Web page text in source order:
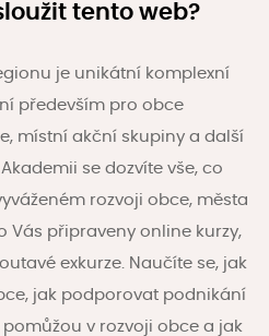
tento web?
je unikátní komplexní
především pro obce
místní akční skupiny a další
se dozvíte vše, co
rozvoji obce, města
Vás připraveny online kurzy,
exkurze. Naučíte se, jak
jak podporovat podnikání
v rozvoji obce a jak